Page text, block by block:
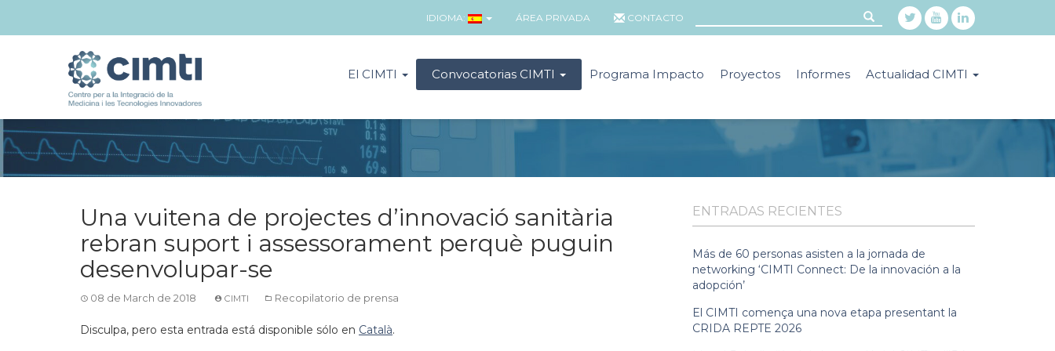
IDIOMA: ÁREA PRIVADA CONTACTO
El CIMTI Convocatorias CIMTI Programa Impacto Proyectos Informes Actualidad CIMTI
Una vuitena de projectes d’innovació sanitària
rebran suport i assessorament perquè puguin
desenvolupar-se
08 de March de 2018 CIMTI Recopilatorio de prensa
Disculpa, pero esta entrada está disponible sólo en Català.
ENTRADAS RECIENTES
Más de 60 personas asisten a la jornada de
networking ‘CIMTI Connect: De la innovación a la
adopción’
El CIMTI comença una nova etapa presentant la
CRIDA REPTE 2026